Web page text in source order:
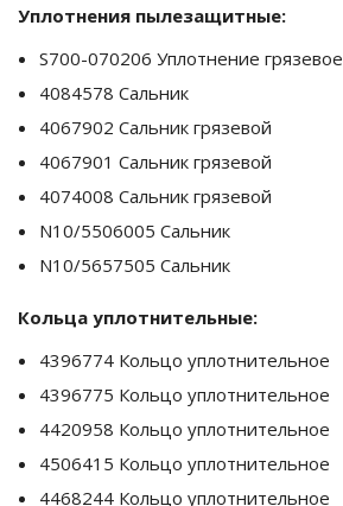
Уплотнения пылезащитные:
S700-070206 Уплотнение грязевое
4084578 Сальник
4067902 Сальник грязевой
4067901 Сальник грязевой
4074008 Сальник грязевой
N10/5506005 Сальник
N10/5657505 Сальник
Кольца уплотнительные:
4396774 Кольцо уплотнительное
4396775 Кольцо уплотнительное
4420958 Кольцо уплотнительное
4506415 Кольцо уплотнительное
4468244 Кольцо уплотнительное